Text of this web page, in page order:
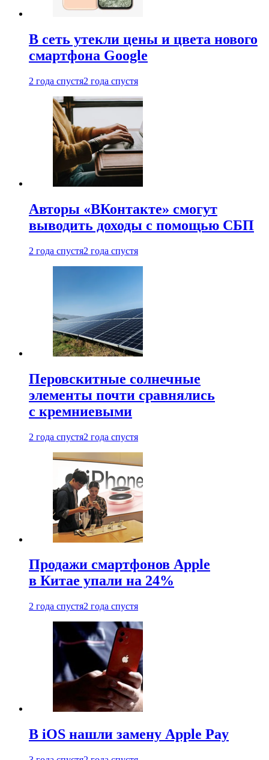
В сеть утекли цены и цвета нового
смартфона Google
2 года спустя2 года спустя
Авторы «ВКонтакте» смогут
выводить доходы с помощью СБП
2 года спустя2 года спустя
Перовскитные солнечные
элементы почти сравнялись
с кремниевыми
2 года спустя2 года спустя
Продажи смартфонов Apple
в Китае упали на 24%
2 года спустя2 года спустя
В iOS нашли замену Apple Pay